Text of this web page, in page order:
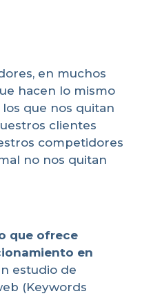
en muchos
hacen lo mismo
que nos quitan
clientes
competidores
no nos quitan
que ofrece
en
estudio de
(Keywords